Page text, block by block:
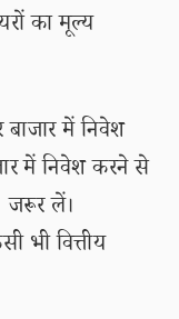
का मूल्य
में निवेश
में निवेश करने से
जरूर लें।
भी वित्तीय